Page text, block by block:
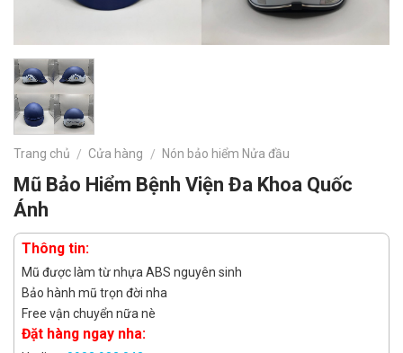
Trang chủ / Cửa hàng / Nón bảo hiểm Nửa đầu
Mũ Bảo Hiểm Bệnh Viện Đa Khoa Quốc
Ánh
Thông tin:
Mũ được làm từ nhựa ABS nguyên sinh
Bảo hành mũ trọn đời nha
Free vận chuyển nữa nè
Đặt hàng ngay nha: